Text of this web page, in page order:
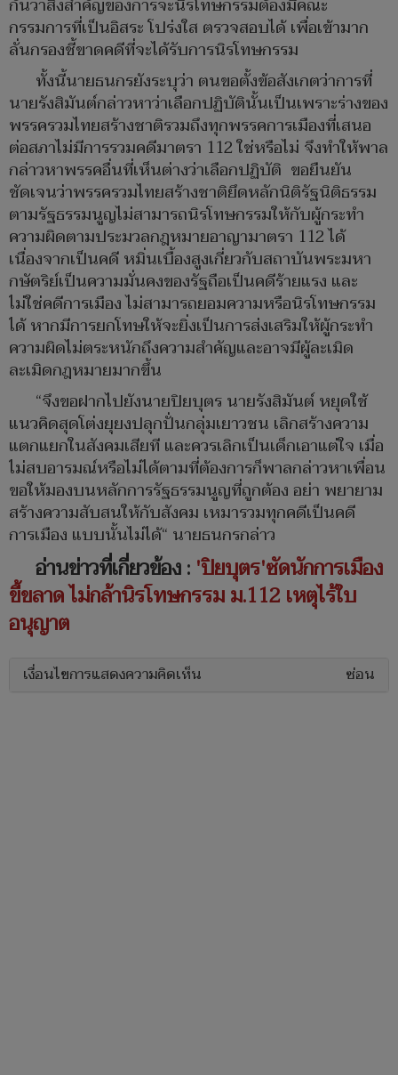
กันว่าสิ่งสำคัญของการจะนิรโทษกรรมต้องมีคณะ
กรรมการที่เป็นอิสระ โปร่งใส ตรวจสอบได้ เพื่อเข้ามาก
ลั่นกรองชี้ขาดคดีที่จะได้รับการนิรโทษกรรม
ทั้งนี้นายธนกรยังระบุว่า ตนขอตั้งข้อสังเกตว่าการที่
นายรังสิมันต์กล่าวหาว่าเลือกปฏิบัตินั้นเป็นเพราะร่างของ
พรรครวมไทยสร้างชาติรวมถึงทุกพรรคการเมืองที่เสนอ
ต่อสภาไม่มีการรวมคดีมาตรา 112 ใช่หรือไม่ จึงทำให้พาล
กล่าวหาพรรคอื่นที่เห็นต่างว่าเลือกปฏิบัติ ขอยืนยัน
ชัดเจนว่าพรรครวมไทยสร้างชาติยึดหลักนิติรัฐนิติธรรม
ตามรัฐธรรมนูญไม่สามารถนิรโทษกรรมให้กับผู้กระทำ
ความผิดตามประมวลกฎหมายอาญามาตรา 112 ได้
เนื่องจากเป็นคดี หมิ่นเบื้องสูงเกี่ยวกับสถาบันพระมหา
กษัตริย์เป็นความมั่นคงของรัฐถือเป็นคดีร้ายแรง และ
ไม่ใช่คดีการเมือง ไม่สามารถยอมความหรือนิรโทษกรรม
ได้ หากมีการยกโทษให้จะยิ่งเป็นการส่งเสริมให้ผู้กระทำ
ความผิดไม่ตระหนักถึงความสำคัญและอาจมีผู้ละเมิด
ละเมิดกฎหมายมากขึ้น
“จึงขอฝากไปยังนายปิยบุตร นายรังสิมันต์ หยุดใช้
แนวคิดสุดโต่งยุยงปลุกปั่นกลุ่มเยาวชน เลิกสร้างความ
แตกแยกในสังคมเสียที และควรเลิกเป็นเด็กเอาแต่ใจ เมื่อ
ไม่สบอารมณ์หรือไม่ได้ตามที่ต้องการก็พาลกล่าวหาเพื่อน
ขอให้มองบนหลักการรัฐธรรมนูญที่ถูกต้อง อย่า พยายาม
สร้างความสับสนให้กับสังคม เหมารวมทุกคดีเป็นคดี
การเมือง แบบนั้นไม่ได้“ นายธนกรกล่าว
อ่านข่าวที่เกี่ยวข้อง : 'ปิยบุตร'ซัดนักการเมือง
ขี้ขลาด ไม่กล้านิรโทษกรรม ม.112 เหตุไร้ใบ
อนุญาต
เงื่อนไขการแสดงความคิดเห็น ซ่อน